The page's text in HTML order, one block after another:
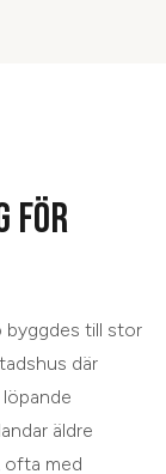
FÖR
byggdes till stor
där
äldre
ofta med